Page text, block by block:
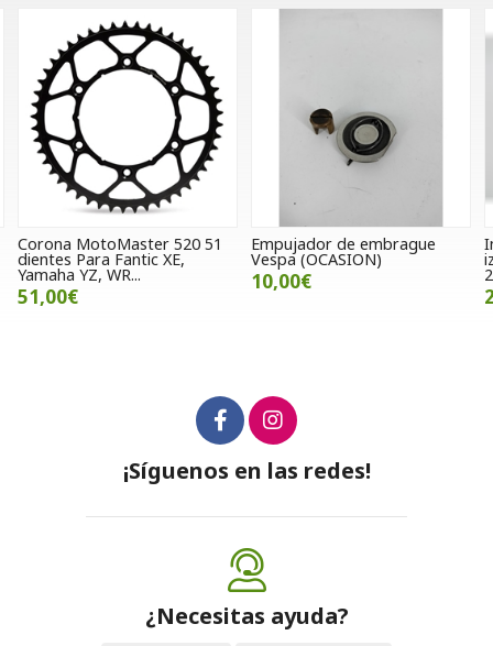
Empujador de embrague
Vespa (OCASION)
10,00€
Intermitente trasero
izquierdo Hyosung GT 125 /
250 / 650
26,00€
¡Síguenos en las redes!
¿Necesitas ayuda?